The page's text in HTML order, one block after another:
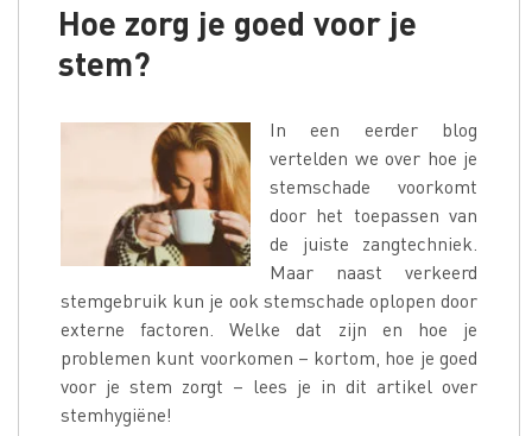
Hoe zorg je goed voor je
stem?
In een eerder blog
vertelden we over hoe je
stemschade voorkomt
door het toepassen van
de juiste zangtechniek.
Maar naast verkeerd
stemgebruik kun je ook stemschade oplopen door
externe factoren. Welke dat zijn en hoe je
problemen kunt voorkomen – kortom, hoe je goed
voor je stem zorgt – lees je in dit artikel over
stemhygiëne!